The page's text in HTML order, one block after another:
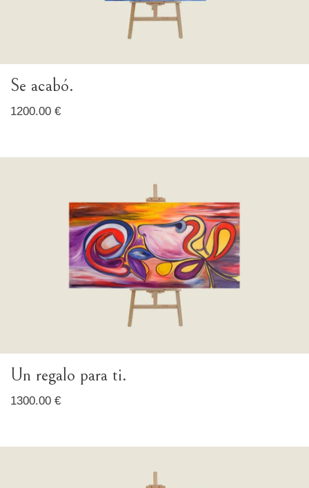
Se acabó.
1200.00 €
Un regalo para ti.
1300.00 €